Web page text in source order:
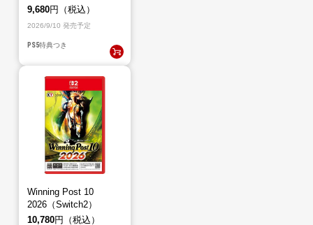
9,680円（税込）
2026/9/10 発売予定
PS5特典つき
Winning Post 10
2026（Switch2）
10,780円（税込）